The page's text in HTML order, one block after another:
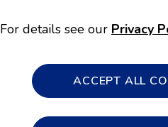
350g 800g
For details see our Privacy
ACCEPT ALL